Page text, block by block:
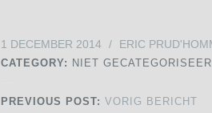
1 DECEMBER 2014 / ERIC
CATEGORY: NIET
PREVIOUS POST: VORIG BERICHT